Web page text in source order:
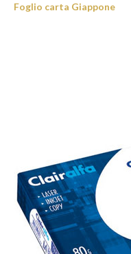
Foglio carta Giappone